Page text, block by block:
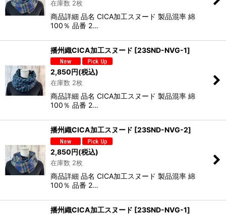
在庫数 2枚
商品詳細 品名 CICA加工スヌード 製品混率 綿
100％ 品番 2…
播州織CICA加工スヌード [23SND-NVG-1]
2,850円(税込)
在庫数 2枚
商品詳細 品名 CICA加工スヌード 製品混率 綿
100％ 品番 2…
播州織CICA加工スヌード [23SND-NVG-2]
2,850円(税込)
在庫数 2枚
商品詳細 品名 CICA加工スヌード 製品混率 綿
100％ 品番 2…
播州織CICA加工スヌード [23SND-NVG-1]